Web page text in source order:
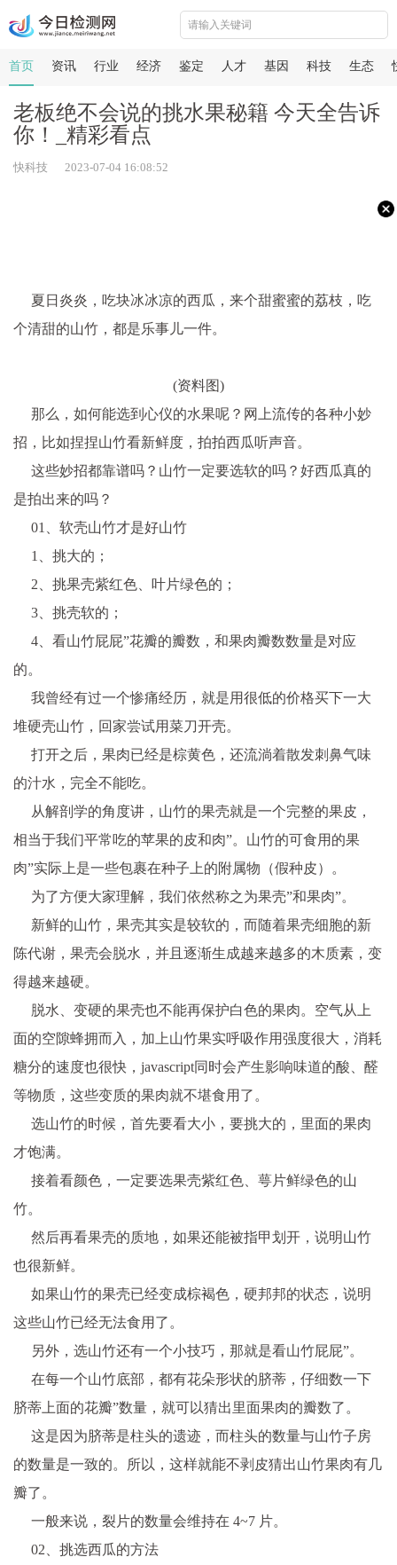
首页 资讯 行业 经济 鉴定 人才 基因 科技 生态
老板绝不会说的挑水果秘籍 今天全告诉
你！_精彩看点
快科技 2023-07-04 16:08:52
夏日炎炎，吃块冰冰凉的西瓜，来个甜蜜蜜的荔枝，吃
个清甜的山竹，都是乐事儿一件。
(资料图)
那么，如何能选到心仪的水果呢？网上流传的各种小妙
招，比如捏捏山竹看新鲜度，拍拍西瓜听声音。
这些妙招都靠谱吗？山竹一定要选软的吗？好西瓜真的
是拍出来的吗？
01、软壳山竹才是好山竹
1、挑大的；
2、挑果壳紫红色、叶片绿色的；
3、挑壳软的；
4、看山竹屁屁”花瓣的瓣数，和果肉瓣数数量是对应
的。
我曾经有过一个惨痛经历，就是用很低的价格买下一大
堆硬壳山竹，回家尝试用菜刀开壳。
打开之后，果肉已经是棕黄色，还流淌着散发刺鼻气味
的汁水，完全不能吃。
从解剖学的角度讲，山竹的果壳就是一个完整的果皮，
相当于我们平常吃的苹果的皮和肉”。山竹的可食用的果
肉”实际上是一些包裹在种子上的附属物（假种皮）。
为了方便大家理解，我们依然称之为果壳”和果肉”。
新鲜的山竹，果壳其实是较软的，而随着果壳细胞的新
陈代谢，果壳会脱水，并且逐渐生成越来越多的木质素，变
得越来越硬。
脱水、变硬的果壳也不能再保护白色的果肉。空气从上
面的空隙蜂拥而入，加上山竹果实呼吸作用强度很大，消耗
糖分的速度也很快，javascript同时会产生影响味道的酸、醛
等物质，这些变质的果肉就不堪食用了。
选山竹的时候，首先要看大小，要挑大的，里面的果肉
才饱满。
接着看颜色，一定要选果壳紫红色、萼片鲜绿色的山
竹。
然后再看果壳的质地，如果还能被指甲划开，说明山竹
也很新鲜。
如果山竹的果壳已经变成棕褐色，硬邦邦的状态，说明
这些山竹已经无法食用了。
另外，选山竹还有一个小技巧，那就是看山竹屁屁”。
在每一个山竹底部，都有花朵形状的脐蒂，仔细数一下
脐蒂上面的花瓣”数量，就可以猜出里面果肉的瓣数了。
这是因为脐蒂是柱头的遗迹，而柱头的数量与山竹子房
的数量是一致的。所以，这样就能不剥皮猜出山竹果肉有几
瓣了。
一般来说，裂片的数量会维持在 4~7 片。
02、挑选西瓜的方法